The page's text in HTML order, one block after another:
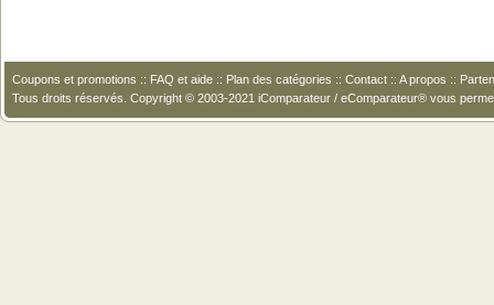
Coupons et promotions :: FAQ et aide :: Plan des catégories :: Contact :: A propos ::
Tous droits réservés. Copyright © 2003-2021 iComparateur / eComparateur® vous